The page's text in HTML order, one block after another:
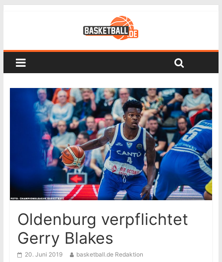
Oldenburg verpflichtet
Gerry Blakes
20. Juni 2019 basketball.de Redaktion